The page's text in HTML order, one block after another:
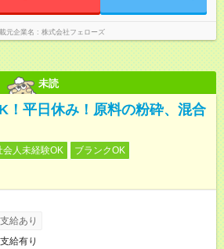
元企業名 株式会社フェローズ
未読
！平日休み！原料の粉砕、混合
会人未経験OK
ブランクOK
給あり
給有り